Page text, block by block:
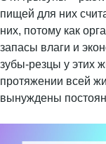
пищей для них
них, потому как
запасы влаги и
зубы-резцы у этих
протяжении всей
вынуждены